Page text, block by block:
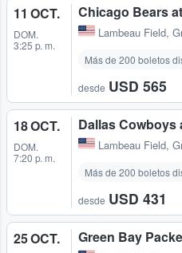
11 OCT.
DOM.
3:25 p. m.
Chicago Bears
Lambeau Field,
Más de 200 boletos
desde USD 565
18 OCT.
DOM.
7:20 p. m.
Dallas Cowboys
Lambeau Field,
Más de 200 boletos
desde USD 431
25 OCT. Green Bay